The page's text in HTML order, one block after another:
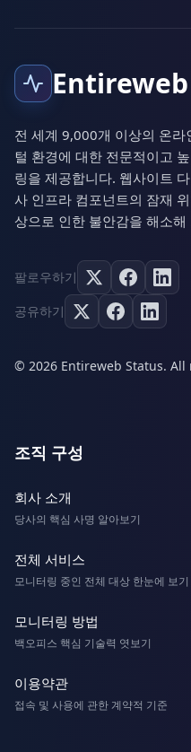
전 세계 9,000개 이상의 온라
털 환경에 대한 전문적이고
링을 제공합니다. 웹사이트
사 인프라 컴포넌트의 잠재
상으로 인한 불안감을 해소해
팔로우하기
공유하기
© 2026 Entireweb Status.
조직 구성
회사 소개
당사의 핵심 사명 알아보기
전체 서비스
모니터링 중인 전체 대상 한눈에 보기
모니터링 방법
백오피스 핵심 기술력 엿보기
이용약관
접속 및 사용에 관한 계약적 기준